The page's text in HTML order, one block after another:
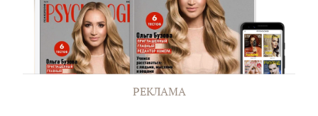
РЕКЛАМА